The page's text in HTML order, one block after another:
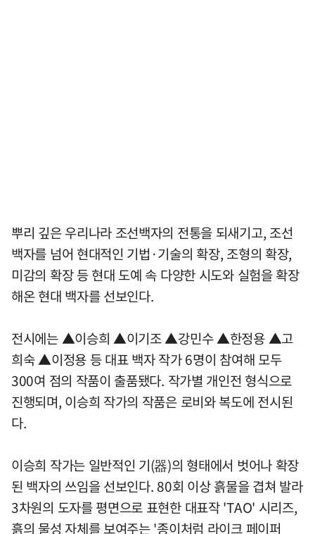
뿌리 깊은 우리나라 조선백자의 전통을 되새기고, 조선
백자를 넘어 현대적인 기법·기술의 확장, 조형의 확장,
미감의 확장 등 현대 도예 속 다양한 시도와 실험을 확장
해온 현대 백자를 선보인다.
전시에는 ▲이승희 ▲이기조 ▲강민수 ▲한정용 ▲고
희숙 ▲이정용 등 대표 백자 작가 6명이 참여해 모두
300여 점의 작품이 출품됐다. 작가별 개인전 형식으로
진행되며, 이승희 작가의 작품은 로비와 복도에 전시된
다.
이승희 작가는 일반적인 기(器)의 형태에서 벗어나 확장
된 백자의 쓰임을 선보인다. 80회 이상 흙물을 겹쳐 발라
3차원의 도자를 평면으로 표현한 대표작 'TAO' 시리즈,
흙의 물성 자체를 보여주는 '종이처럼 라이크 페이퍼